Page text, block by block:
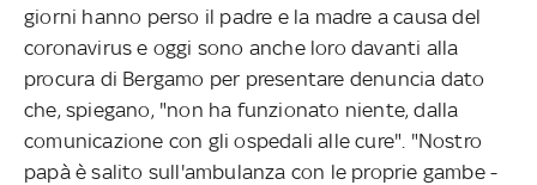
giorni hanno perso il padre e la madre a causa del
coronavirus e oggi sono anche loro davanti alla
procura di Bergamo per presentare denuncia dato
che, spiegano, "non ha funzionato niente, dalla
comunicazione con gli ospedali alle cure". "Nostro
papà è salito sull'ambulanza con le proprie gambe -